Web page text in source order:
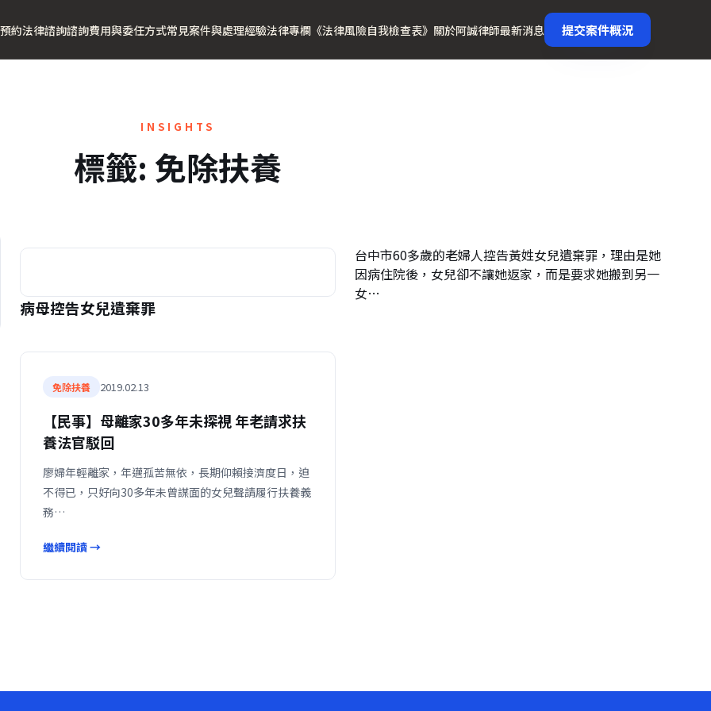
預約法律諮詢諮詢費用與委任方式常見案件與處理經驗法律專欄 《法律風險自我檢查表》 關於阿誠律師最新消息 提交案件概況
INSIGHTS
標籤: 免除扶養
病母控告女兒遺棄罪
台中市60多歲的老婦人控告黃姓女兒遺棄罪，理由是她
因病住院後，女兒卻不讓她返家，而是要求她搬到另一
女…
免除扶養 2019.02.13
【民事】母離家30多年未探視 年老請求扶
養法官駁回
廖婦年輕離家，年邁孤苦無依，長期仰賴接濟度日，迫
不得已，只好向30多年未曾謀面的女兒聲請履行扶養義
務…
繼續閱讀 →